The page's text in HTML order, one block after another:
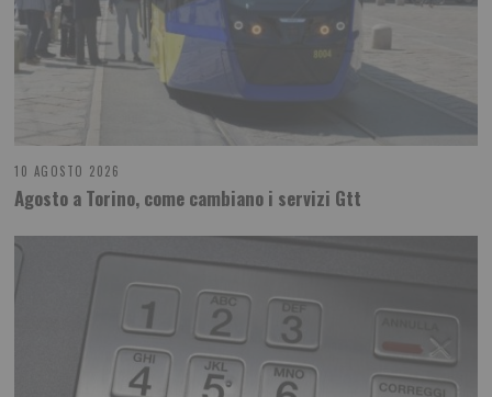
10 AGOSTO 2026
Agosto a Torino, come cambiano i servizi Gtt